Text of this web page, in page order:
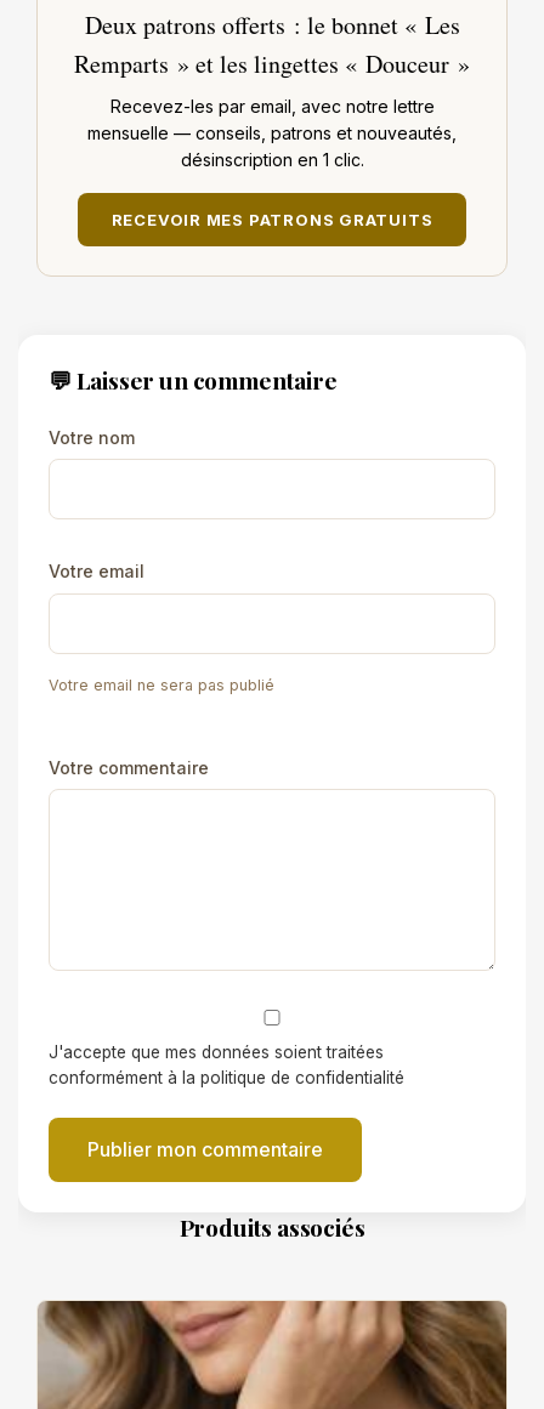
Deux patrons offerts : le bonnet « Les
Remparts » et les lingettes « Douceur »
Recevez-les par email, avec notre lettre
mensuelle — conseils, patrons et nouveautés,
désinscription en 1 clic.
RECEVOIR MES PATRONS GRATUITS
💬 Laisser un commentaire
Votre nom
Votre email
Votre email ne sera pas publié
Votre commentaire
J'accepte que mes données soient traitées
conformément à la politique de confidentialité
Publier mon commentaire
Produits associés